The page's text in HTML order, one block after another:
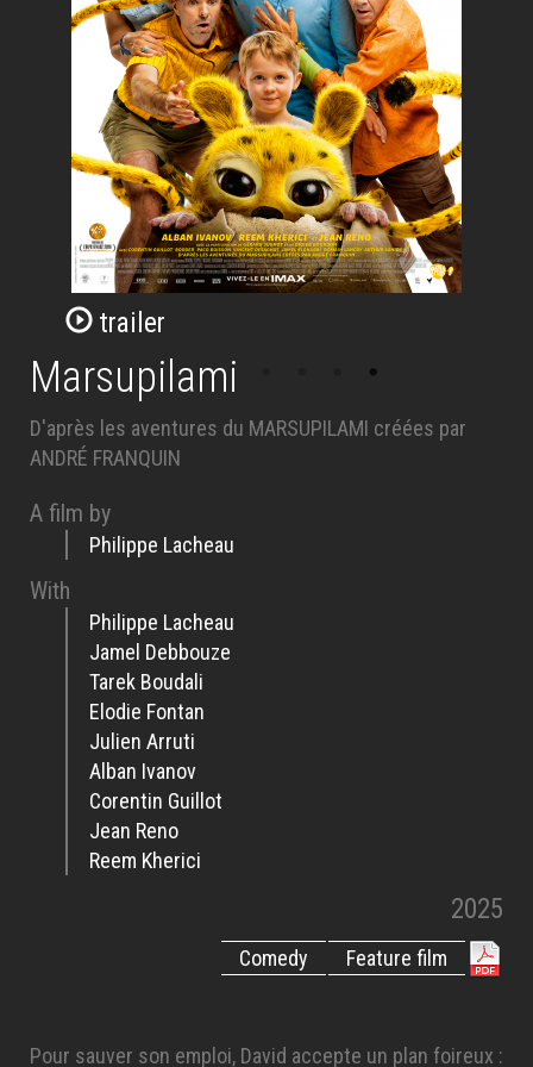
trailer
Marsupilami
D'après les aventures du MARSUPILAMI créées par
ANDRÉ FRANQUIN
A film by
Philippe Lacheau
With
Philippe Lacheau
Jamel Debbouze
Tarek Boudali
Elodie Fontan
Julien Arruti
Alban Ivanov
Corentin Guillot
Jean Reno
Reem Kherici
2025
Feature film
Comedy
Pour sauver son emploi, David accepte un plan foireux :